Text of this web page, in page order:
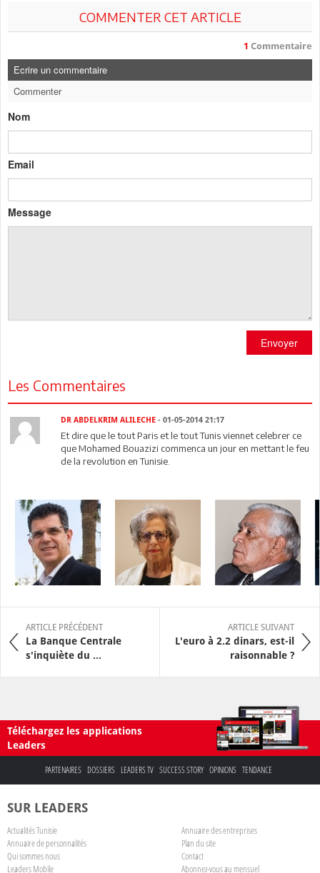
COMMENTER CET ARTICLE
1 Commentaire
Ecrire un commentaire
Commenter
Nom
Email
Message
Envoyer
Les Commentaires
DR ABDELKRIM ALILECHE - 01-05-2014 21:17
Et dire que le tout Paris et le tout Tunis viennet celebrer ce
que Mohamed Bouazizi commenca un jour en mettant le feu
de la revolution en Tunisie.
ARTICLE PRÉCÉDENT
La Banque Centrale
s'inquiète du ...
ARTICLE SUIVANT
L'euro à 2.2 dinars, est-il
raisonnable ?
Téléchargez les applications
Leaders
PARTENAIRES DOSSIERS LEADERS TV SUCCESS STORY OPINIONS TENDANCE
SUR LEADERS
Actualités Tunisie
Annuaire des entreprises
Annuaire de personnalités
Plan du site
Qui sommes nous
Contact
Leaders Mobile
Abonnez-vous au mensuel